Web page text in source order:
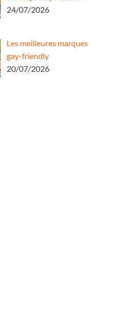
24/07/2026
Les meilleures marques
gay-friendly
20/07/2026